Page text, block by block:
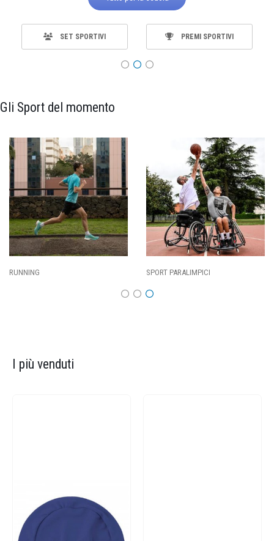
SET SPORTIVI PREMI SPORTIVI
Gli Sport del momento
SPORT PARALIMPICI
I più venduti